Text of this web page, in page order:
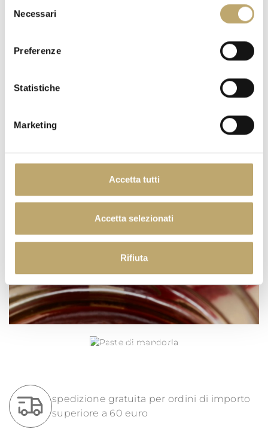
delNecessari
Preferenze
Statistiche
Marketing
Accetta tutti
Accetta selezionati
Rifiuta
PASTE DI MANDORLA
spedizione gratuita per ordini di importo
superiore a 60 euro